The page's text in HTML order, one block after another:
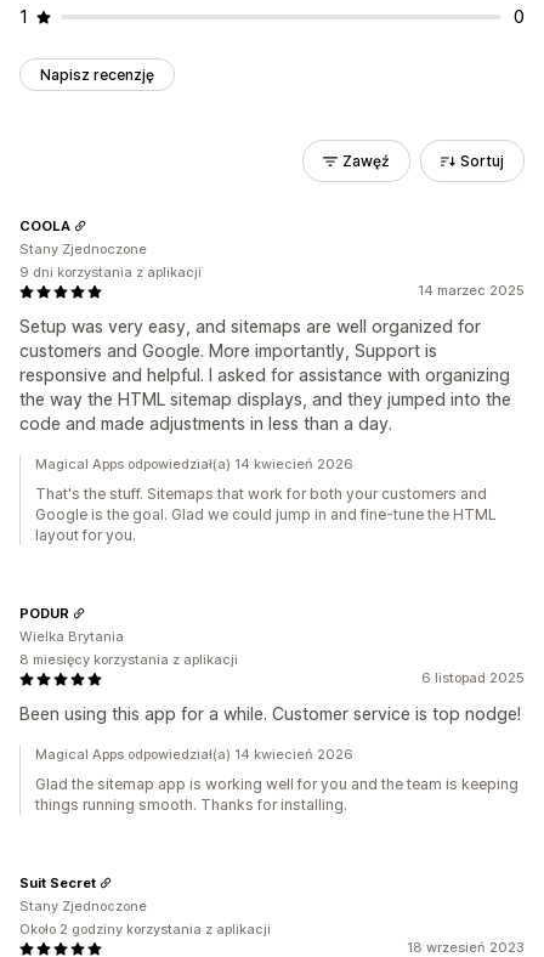
1
0
Napisz recenzję
Zawęź Sortuj
14 marzec 2025
Setup was very easy, and sitemaps are well organized for
customers and Google. More importantly, Support is
responsive and helpful. I asked for assistance with organizing
the way the HTML sitemap displays, and they jumped into the
code and made adjustments in less than a day.
COOLA
Stany Zjednoczone
9 dni korzystania z aplikacji
Magical Apps odpowiedział(a) 14 kwiecień 2026
That's the stuff. Sitemaps that work for both your customers and
Google is the goal. Glad we could jump in and fine-tune the HTML
layout for you.
6 listopad 2025
Been using this app for a while. Customer service is top nodge!
PODUR
Wielka Brytania
8 miesięcy korzystania z aplikacji
Magical Apps odpowiedział(a) 14 kwiecień 2026
Glad the sitemap app is working well for you and the team is keeping
things running smooth. Thanks for installing.
18 wrzesień 2023
Suit Secret
Stany Zjednoczone
Około 2 godziny korzystania z aplikacji